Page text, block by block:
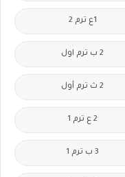
1ع ترم 2
2 ب ترم اول
2 ث ترم أول
2 ع ترم 1
3 ب ترم 1